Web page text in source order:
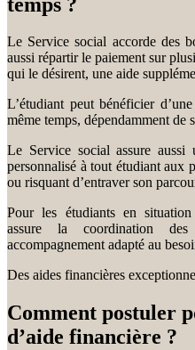
Le Service social accorde des
aussi répartir le paiement sur
qui le désirent, une aide
L’étudiant peut bénéficier
même temps, dépendamment de
Le Service social assure aussi
personnalisé à tout étudiant aux
ou risquant d’entraver son
Pour les étudiants en situation
assure la coordination
accompagnement adapté au
Des aides financières
Comment postuler
d’aide financière ?